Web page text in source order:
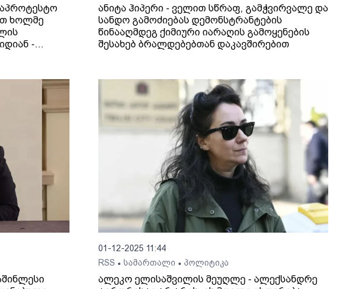
ხოლმე
-
ანიტა ჰიპერი - ველით სწრაფ, გამჭვირვალე და
სანდო გამოძიებას დემონსტრანტების
წინააღმდეგ ქიმიური იარაღის გამოყენების
შესახებ ბრალდებებთან დაკავშირებით
01-12-2025 11:44
RSS • სამართალი • პოლიტიკა
ალეკო ელისაშვილის მეუღლე - ალექსანდრე